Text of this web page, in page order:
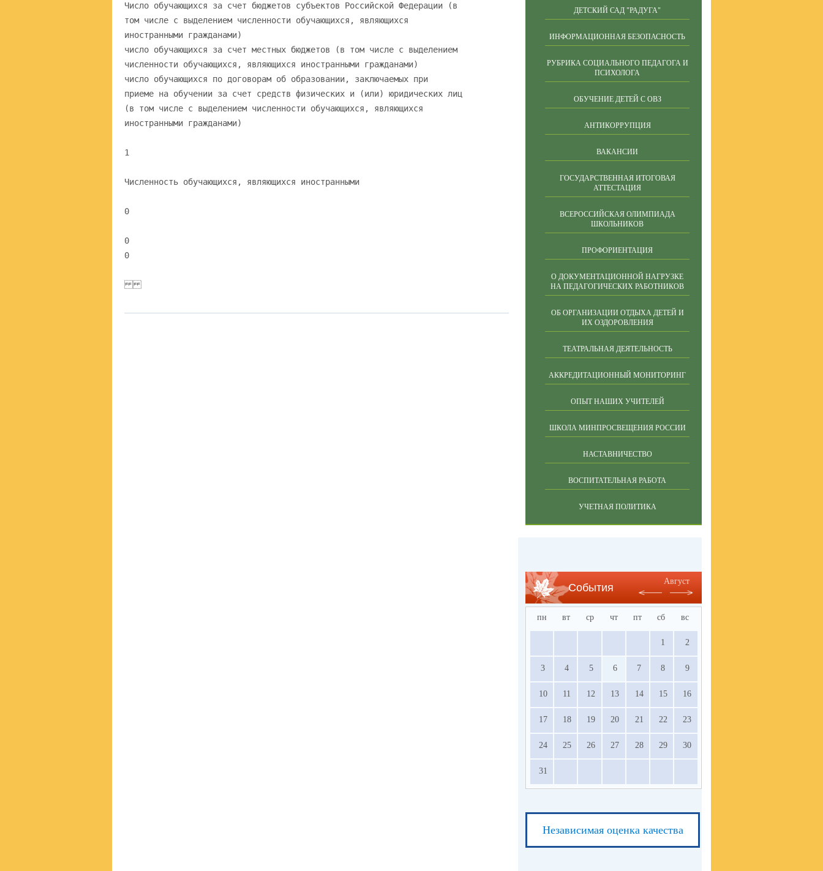
Число обучающихся за счет бюджетов субъектов Российской Федерации (в
том числе с выделением численности обучающихся, являющихся
иностранными гражданами)
число обучающихся за счет местных бюджетов (в том числе с выделением
численности обучающихся, являющихся иностранными гражданами)
число обучающихся по договорам об образовании, заключаемых при
приеме на обучении за счет средств физических и (или) юридических лиц
(в том числе с выделением численности обучающихся, являющихся
иностранными гражданами)
1
Численность обучающихся, являющихся иностранными
0
0
0
ДЕТСКИЙ САД "РАДУГА"
ИНФОРМАЦИОННАЯ БЕЗОПАСНОСТЬ
РУБРИКА СОЦИАЛЬНОГО ПЕДАГОГА И
ПСИХОЛОГА
ОБУЧЕНИЕ ДЕТЕЙ С ОВЗ
АНТИКОРРУПЦИЯ
ВАКАНСИИ
ГОСУДАРСТВЕННАЯ ИТОГОВАЯ
АТТЕСТАЦИЯ
ВСЕРОССИЙСКАЯ ОЛИМПИАДА
ШКОЛЬНИКОВ
ПРОФОРИЕНТАЦИЯ
О ДОКУМЕНТАЦИОННОЙ НАГРУЗКЕ
НА ПЕДАГОГИЧЕСКИХ РАБОТНИКОВ
ОБ ОРГАНИЗАЦИИ ОТДЫХА ДЕТЕЙ И
ИХ ОЗДОРОВЛЕНИЯ
ТЕАТРАЛЬНАЯ ДЕЯТЕЛЬНОСТЬ
АККРЕДИТАЦИОННЫЙ МОНИТОРИНГ
ОПЫТ НАШИХ УЧИТЕЛЕЙ
ШКОЛА МИНПРОСВЕЩЕНИЯ РОССИИ
НАСТАВНИЧЕСТВО
ВОСПИТАТЕЛЬНАЯ РАБОТА
УЧЕТНАЯ ПОЛИТИКА
События
Август
пн вт ср чт пт сб вс
1 2
3 4 5 6 7 8 9
10 11 12 13 14 15 16
17 18 19 20 21 22 23
24 25 26 27 28 29 30
31
Независимая оценка качества